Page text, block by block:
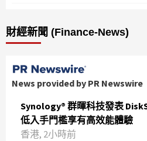
財經新聞 (Finance-News)
News provided by PR Newswire
Synology® 群暉科技發表
低入手門檻享有高效能體驗
香港, 2小時前